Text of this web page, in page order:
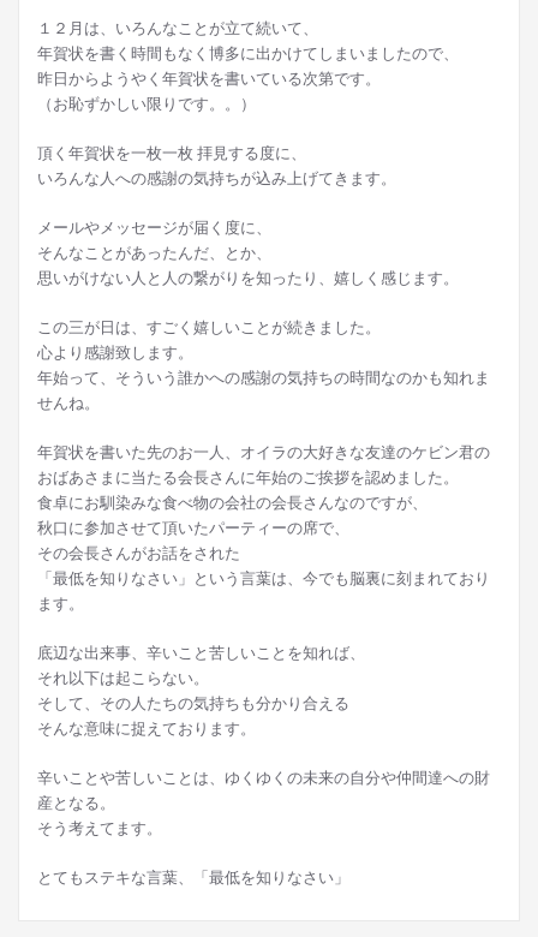
１２月は、いろんなことが立て続いて、
年賀状を書く時間もなく博多に出かけてしまいましたので、
昨日からようやく年賀状を書いている次第です。
（お恥ずかしい限りです。。）
頂く年賀状を一枚一枚 拝見する度に、
いろんな人への感謝の気持ちが込み上げてきます。
メールやメッセージが届く度に、
そんなことがあったんだ、とか、
思いがけない人と人の繋がりを知ったり、嬉しく感じます。
この三が日は、すごく嬉しいことが続きました。
心より感謝致します。
年始って、そういう誰かへの感謝の気持ちの時間なのかも知れま
せんね。
年賀状を書いた先のお一人、オイラの大好きな友達のケビン君の
おばあさまに当たる会長さんに年始のご挨拶を認めました。
食卓にお馴染みな食べ物の会社の会長さんなのですが、
秋口に参加させて頂いたパーティーの席で、
その会長さんがお話をされた
「最低を知りなさい」という言葉は、今でも脳裏に刻まれており
ます。
底辺な出来事、辛いこと苦しいことを知れば、
それ以下は起こらない。
そして、その人たちの気持ちも分かり合える
そんな意味に捉えております。
辛いことや苦しいことは、ゆくゆくの未来の自分や仲間達への財
産となる。
そう考えてます。
とてもステキな言葉、「最低を知りなさい」